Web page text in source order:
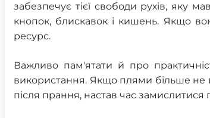
забезпечує тієї свободи рухів, яку
кнопок, блискавок і кишень. Якщо
ресурс.
Важливо пам'ятати й про
використання. Якщо плями більше не
після прання, настав час